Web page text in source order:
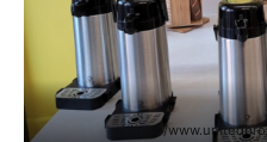
https://